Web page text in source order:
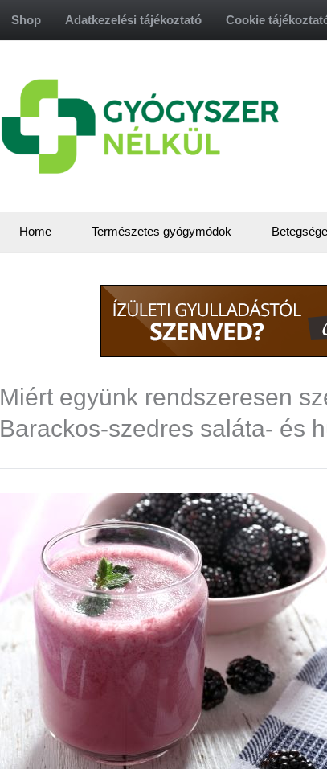
Shop Adatkezelési tájékoztató Cookie
Home Természetes gyógymódok
Miért együnk rendszeresen
Barackos-szedres saláta- és